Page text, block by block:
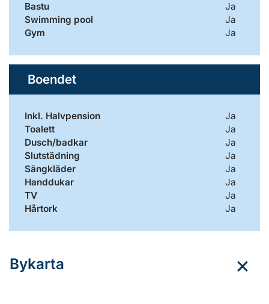
Bastu
Ja
Swimming pool
Ja
Gym
Ja
Boendet
Inkl. Halvpension
Ja
Toalett
Ja
Dusch/badkar
Ja
Slutstädning
Ja
Sängkläder
Ja
Handdukar
Ja
TV
Ja
Hårtork
Ja
Bykarta